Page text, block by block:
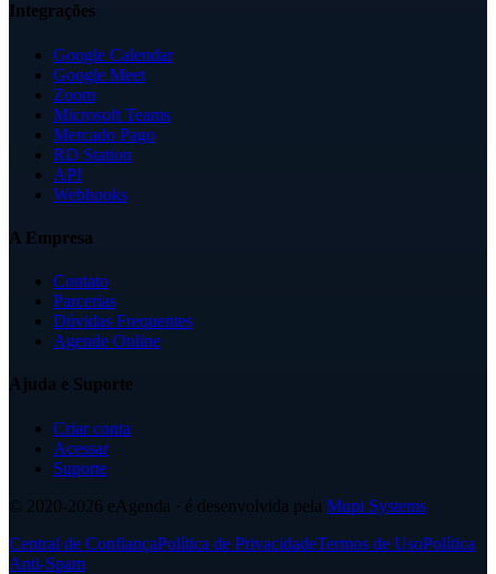
Integrações
Google Calendar
Google Meet
Zoom
Microsoft Teams
Mercado Pago
RD Station
API
Webhooks
A Empresa
Contato
Parcerias
Dúvidas Frequentes
Agende Online
Ajuda e Suporte
Criar conta
Acessar
Suporte
© 2020-2026 eAgenda · é desenvolvida pela Mupi Systems
Central de ConfiançaPolítica de PrivacidadeTermos de UsoPolítica
Anti-Spam